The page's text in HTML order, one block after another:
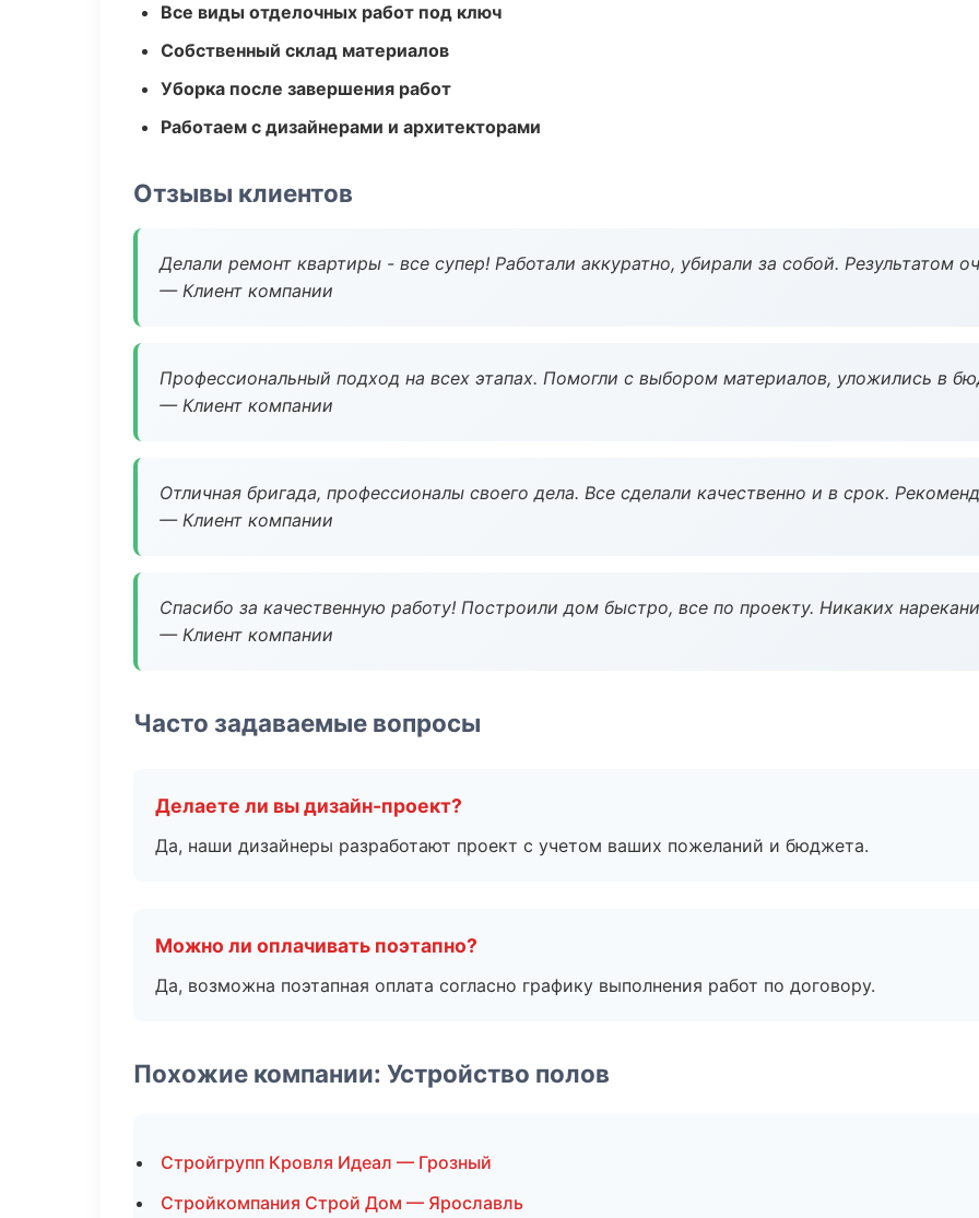
Все виды отделочных работ под ключ
Собственный склад материалов
Уборка после завершения работ
Работаем с дизайнерами и архитекторами
Отзывы клиентов
Делали ремонт квартиры - все супер! Работали аккуратно, убирали за собой. Результатом
— Клиент компании
Профессиональный подход на всех этапах. Помогли с выбором материалов, уложились в
— Клиент компании
Отличная бригада, профессионалы своего дела. Все сделали качественно и в срок.
— Клиент компании
Спасибо за качественную работу! Построили дом быстро, все по проекту. Никаких
— Клиент компании
Часто задаваемые вопросы
Делаете ли вы дизайн-проект?
Да, наши дизайнеры разработают проект с учетом ваших пожеланий и бюджета.
Можно ли оплачивать поэтапно?
Да, возможна поэтапная оплата согласно графику выполнения работ по договору.
Похожие компании: Устройство полов
Стройгрупп Кровля Идеал — Грозный
Стройкомпания Строй Дом — Ярославль